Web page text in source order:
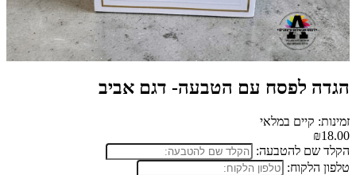
הגדה לפסח עם הטבעה- דגם אביב
זמינות: קיים במלאי
₪18.00
הקלד שם להטבעה:
טלפון הלקוח: